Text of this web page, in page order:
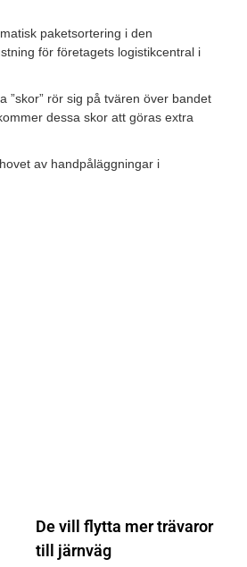
paketsortering i den
för företagets logistikcentral i
”skor” rör sig på tvären över bandet
dessa skor att göras extra
av handpåläggningar i
De vill flytta mer trävaror
till järnväg